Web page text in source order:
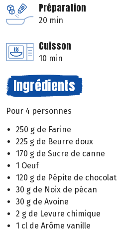
Préparation
20 min
Cuisson
10 min
Ingrédients
Pour 4 personnes
250 g de Farine
225 g de Beurre doux
170 g de Sucre de canne
1 Oeuf
120 g de Pépite de chocolat
30 g de Noix de pécan
30 g de Avoine
2 g de Levure chimique
1 cl de Arôme vanille